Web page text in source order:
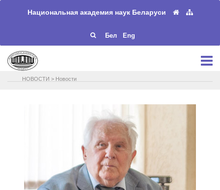
Национальная академия наук Беларуси
Бел Eng
НОВОСТИ > Новости